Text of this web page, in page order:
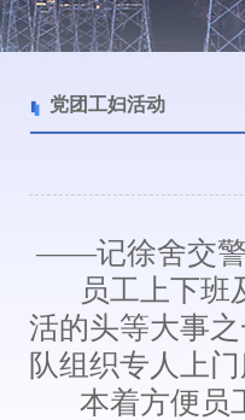
党团工妇活动
――记徐舍交警
员工上下班及
活的头等大事
队组织专人上
本着方便员工